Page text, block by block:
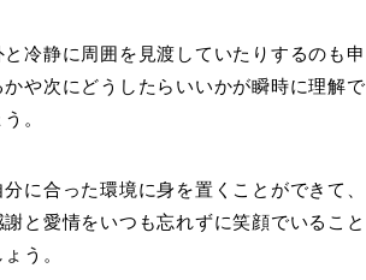
冷静に周囲を見渡していたりするのも申
や次にどうしたらいいかが瞬時に理解で
。
に合った環境に身を置くことができて、
と愛情をいつも忘れずに笑顔でいること
う。